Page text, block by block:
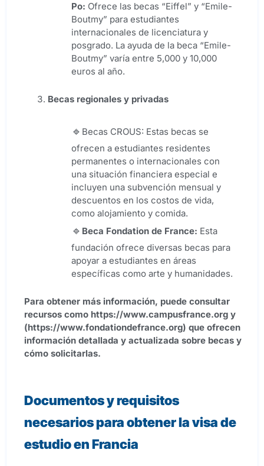
Po: Ofrece las becas “Eiffel” y “Emile-
Boutmy” para estudiantes
internacionales de licenciatura y
posgrado. La ayuda de la beca “Emile-
Boutmy” varía entre 5,000 y 10,000
euros al año.
Becas regionales y privadas
Becas CROUS: Estas becas se
ofrecen a estudiantes residentes
permanentes o internacionales con
una situación financiera especial e
incluyen una subvención mensual y
descuentos en los costos de vida,
como alojamiento y comida.
Beca Fondation de France: Esta
fundación ofrece diversas becas para
apoyar a estudiantes en áreas
específicas como arte y humanidades.
Para obtener más información, puede consultar
recursos como https://www.campusfrance.org y
(https://www.fondationdefrance.org) que ofrecen
información detallada y actualizada sobre becas y
cómo solicitarlas.
Documentos y requisitos
necesarios para obtener la visa de
estudio en Francia